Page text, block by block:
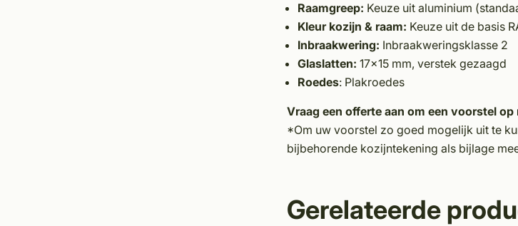
Raamgreep: Keuze uit aluminium
Kleur kozijn & raam: Keuze uit de basis
Inbraakwering: Inbraakweringsklasse 2
Glaslatten: 17x15 mm, verstek gezaagd
Roedes: Plakroedes
Vraag een offerte aan om een voorstel
*Om uw voorstel zo goed mogelijk uit te
bijbehorende kozijntekening als bijlage
Gerelateerde